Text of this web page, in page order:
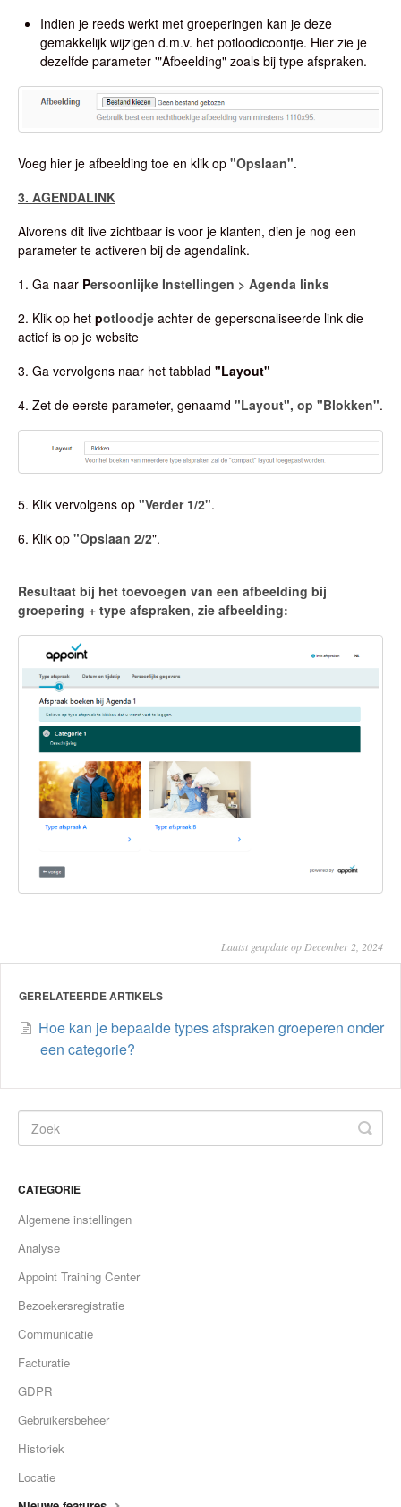
Indien je reeds werkt met groeperingen kan je deze
gemakkelijk wijzigen d.m.v. het potloodicoontje. Hier zie je
dezelfde parameter '"Afbeelding" zoals bij type afspraken.
Voeg hier je afbeelding toe en klik op "Opslaan".
3. AGENDALINK
Alvorens dit live zichtbaar is voor je klanten, dien je nog een
parameter te activeren bij de agendalink.
1. Ga naar Persoonlijke Instellingen > Agenda links
2. Klik op het potloodje achter de gepersonaliseerde link die
actief is op je website
3. Ga vervolgens naar het tabblad "Layout"
4. Zet de eerste parameter, genaamd "Layout", op "Blokken".
5. Klik vervolgens op "Verder 1/2".
6. Klik op "Opslaan 2/2".
Resultaat bij het toevoegen van een afbeelding bij
groepering + type afspraken, zie afbeelding:
Laatst geupdate op December 2, 2024
GERELATEERDE ARTIKELS
Hoe kan je bepaalde types afspraken groeperen onder
een categorie?
CATEGORIE
Algemene instellingen
Analyse
Appoint Training Center
Bezoekersregistratie
Communicatie
Facturatie
GDPR
Gebruikersbeheer
Historiek
Locatie